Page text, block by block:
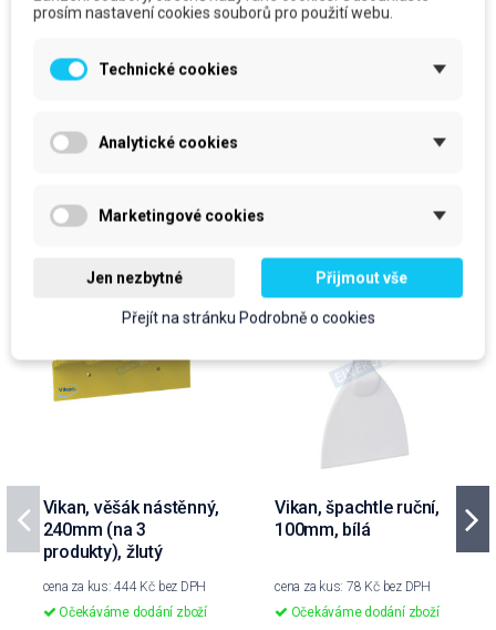
666,71 KčS DPH 450,12 KčS DPH
Vikan, věšák nástěnný,
240mm (na 3
produkty), žlutý
cena za kus: 444 Kč bez DPH
Očekáváme dodání zboží
Vikan, špachtle ruční,
100mm, bílá
cena za kus: 78 Kč bez DPH
Očekáváme dodání zboží
prosím nastavení cookies souborů pro použití webu.
Technické cookies
Analytické cookies
Marketingové cookies
Jen nezbytné Přijmout vše
Přejít na stránku Podrobně o cookies